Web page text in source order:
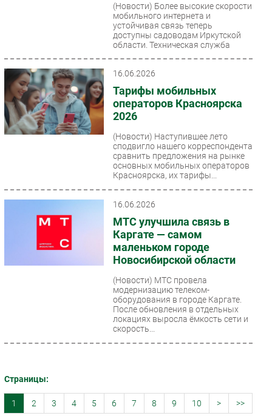
(Новости) Более высокие скорости
мобильного интернета и
устойчивая связь теперь
доступны садоводам Иркутской
области. Техническая служба
16.06.2026
Тарифы мобильных
операторов Красноярска
2026
(Новости) Наступившее лето
сподвигло нашего корреспондента
сравнить предложения на рынке
основных мобильных операторов
Красноярска, их тарифы...
16.06.2026
МТС улучшила связь в
Каргате — самом
маленьком городе
Новосибирской области
(Новости) МТС провела
модернизацию телеком-
оборудования в городе Каргате.
После обновления в отдельных
локациях выросла ёмкость сети и
скорость...
Страницы:
1 2 3 4 5 6 7 8 9 10 > >>